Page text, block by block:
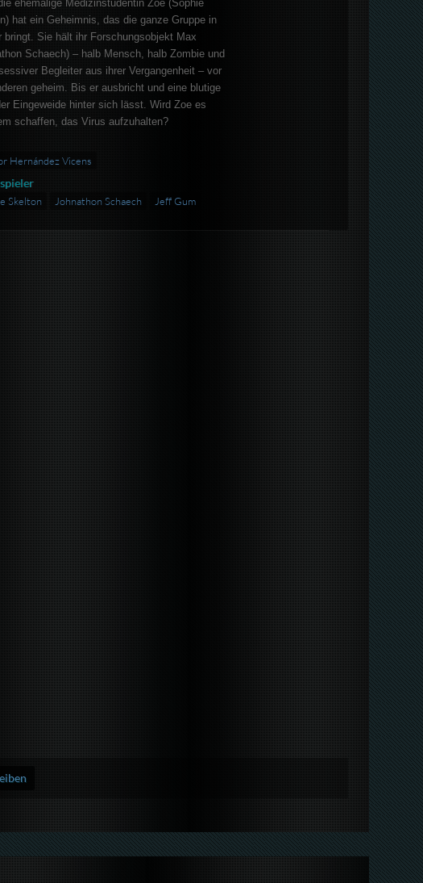
ehemalige Medizinstudentin Zoe (Sophie
hat ein Geheimnis, das die ganze Gruppe in
bringt. Sie hält ihr Forschungsobjekt Max
Schaech) – halb Mensch, halb Zombie und
Begleiter aus ihrer Vergangenheit – vor
geheim. Bis er ausbricht und eine blutige
Eingeweide hinter sich lässt. Wird Zoe es
schaffen, das Virus aufzuhalten?
Hernández Vicens
Skelton Johnathon Schaech Jeff Gum